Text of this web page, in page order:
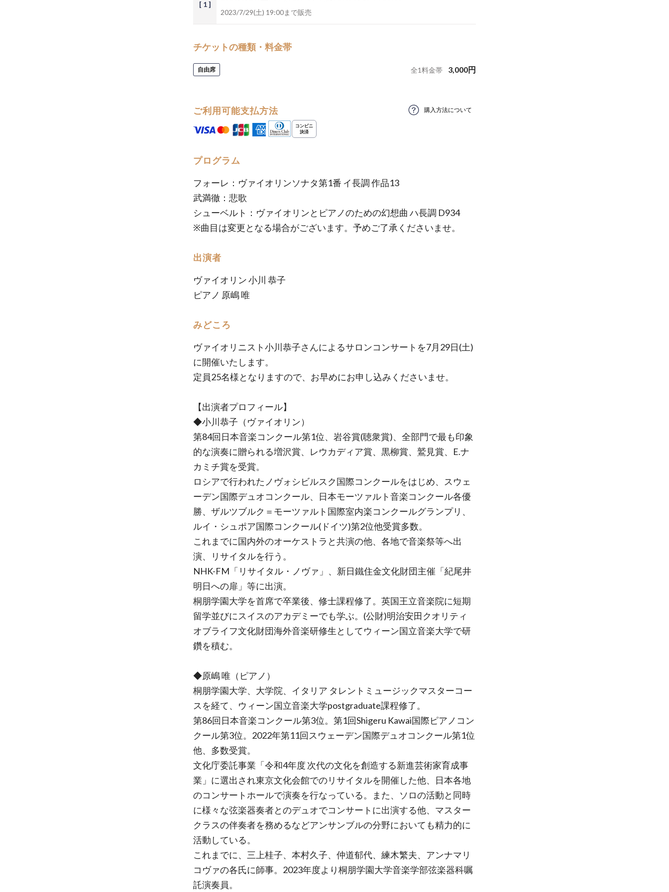
[ 1 ]
2023/7/29(土) 19:00まで販売
チケットの種類・料金帯
自由席 全1料金帯 3,000円
ご利用可能支払方法 購入方法について
プログラム
フォーレ：ヴァイオリンソナタ第1番 イ長調 作品13
武満徹：悲歌
シューベルト：ヴァイオリンとピアノのための幻想曲 ハ長調 D934
※曲目は変更となる場合がございます。予めご了承くださいませ。
出演者
ヴァイオリン 小川 恭子
ピアノ 原嶋 唯
みどころ
ヴァイオリニスト小川恭子さんによるサロンコンサートを7月29日(土)
に開催いたします。
定員25名様となりますので、お早めにお申し込みくださいませ。
【出演者プロフィール】
◆小川恭子（ヴァイオリン）
第84回日本音楽コンクール第1位、岩谷賞(聴衆賞)、全部門で最も印象
的な演奏に贈られる増沢賞、レウカディア賞、黒柳賞、鷲見賞、E.ナ
カミチ賞を受賞。
ロシアで行われたノヴォシビルスク国際コンクールをはじめ、スウェ
ーデン国際デュオコンクール、日本モーツァルト音楽コンクール各優
勝、ザルツブルク＝モーツァルト国際室内楽コンクールグランプリ、
ルイ・シュポア国際コンクール(ドイツ)第2位他受賞多数。
これまでに国内外のオーケストラと共演の他、各地で音楽祭等へ出
演、リサイタルを行う。
NHK-FM「リサイタル・ノヴァ」、新日鐵住金文化財団主催「紀尾井
明日への扉」等に出演。
桐朋学園大学を首席で卒業後、修士課程修了。英国王立音楽院に短期
留学並びにスイスのアカデミーでも学ぶ。(公財)明治安田クオリティ
オブライフ文化財団海外音楽研修生としてウィーン国立音楽大学で研
鑽を積む。
◆原嶋 唯（ピアノ）
桐朋学園大学、大学院、イタリア タレントミュージックマスターコー
スを経て、ウィーン国立音楽大学postgraduate課程修了。
第86回日本音楽コンクール第3位。第1回Shigeru Kawai国際ピアノコン
クール第3位。2022年第11回スウェーデン国際デュオコンクール第1位
他、多数受賞。
文化庁委託事業「令和4年度 次代の文化を創造する新進芸術家育成事
業」に選出され東京文化会館でのリサイタルを開催した他、日本各地
のコンサートホールで演奏を行なっている。また、ソロの活動と同時
に様々な弦楽器奏者とのデュオでコンサートに出演する他、マスター
クラスの伴奏者を務めるなどアンサンブルの分野においても精力的に
活動している。
これまでに、三上桂子、本村久子、仲道郁代、練木繁夫、アンナマリ
コヴァの各氏に師事。2023年度より桐朋学園大学音楽学部弦楽器科嘱
託演奏員。